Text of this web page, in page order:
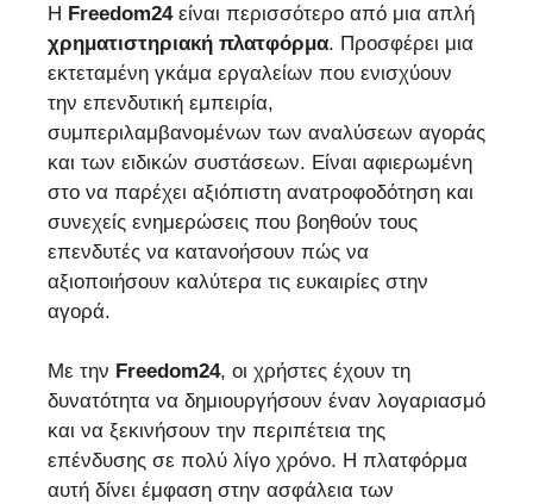
Η Freedom24είναι περισσότερο από μια απλή
χρηματιστηριακή πλατφόρμα. Προσφέρει μια
εκτεταμένη γκάμα εργαλείων που ενισχύουν
την επενδυτική εμπειρία,
συμπεριλαμβανομένων των αναλύσεων αγοράς
και των ειδικών συστάσεων. Είναι αφιερωμένη
στο να παρέχει αξιόπιστη ανατροφοδότηση και
συνεχείς ενημερώσεις που βοηθούν τους
επενδυτές να κατανοήσουν πώς να
αξιοποιήσουν καλύτερα τις ευκαιρίες στην
αγορά.
Με την Freedom24, οι χρήστες έχουν τη
δυνατότητα να δημιουργήσουν έναν λογαριασμό
και να ξεκινήσουν την περιπέτεια της
επένδυσης σε πολύ λίγο χρόνο. Η πλατφόρμα
αυτή δίνει έμφαση στην ασφάλεια των